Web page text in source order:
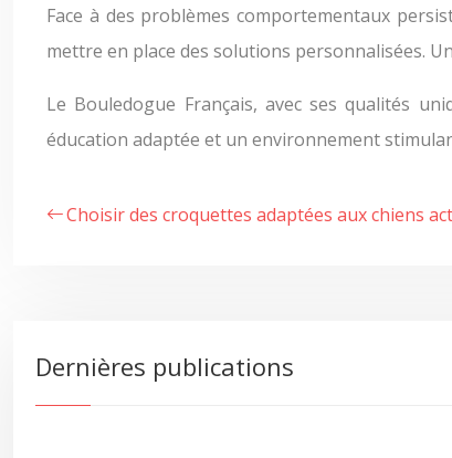
Face à des problèmes comportementaux
mettre en place des solutions personnalisées.
Le Bouledogue Français, avec ses qualités
éducation adaptée et un environnement
Choisir des croquettes adaptées aux chiens
Dernières publications